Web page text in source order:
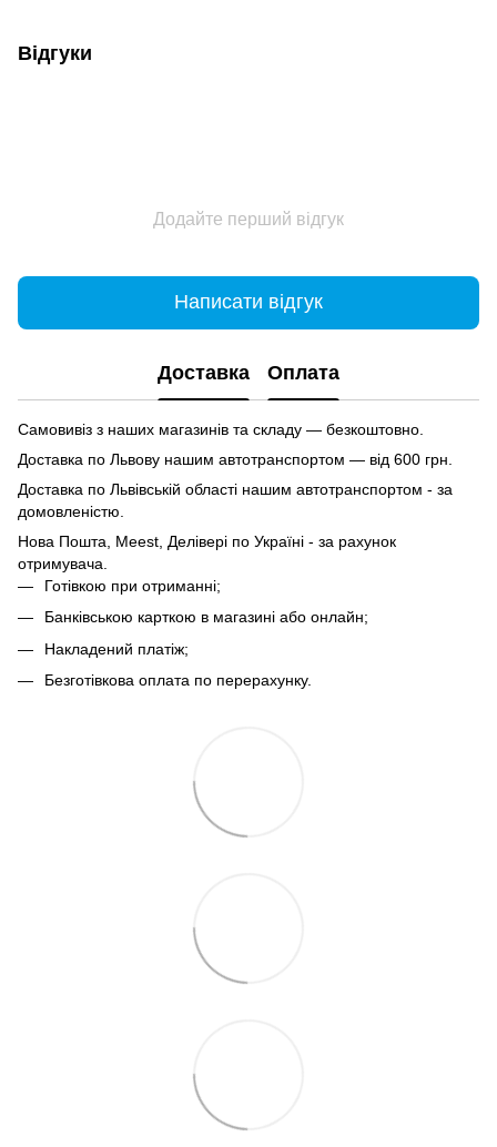
Відгуки
Додайте перший відгук
Написати відгук
Доставка Оплата
Самовивіз з наших магазинів та складу — безкоштовно.
Доставка по Львову нашим автотранспортом — від 600 грн.
Доставка по Львівській області нашим автотранспортом - за
домовленістю.
Нова Пошта, Meest, Делівері по Україні - за рахунок
отримувача.
Готівкою при отриманні;
Банківською карткою в магазині або онлайн;
Накладений платіж;
Безготівкова оплата по перерахунку.